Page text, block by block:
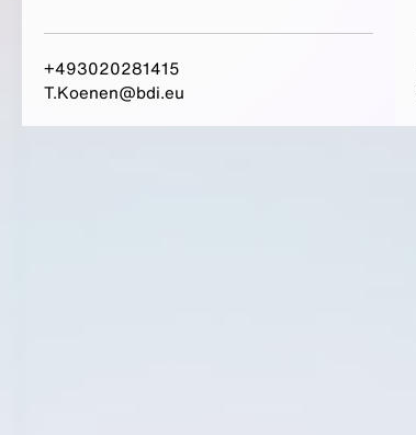
+493020281415
T.Koenen@bdi.eu